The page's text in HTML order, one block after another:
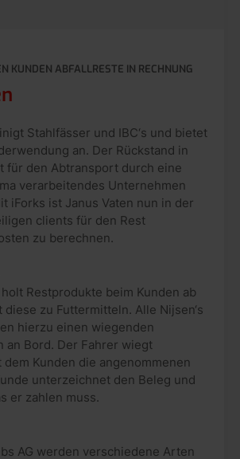
KUNDEN ABFALLRESTE IN RECHNUNG
Stahlfässer und IBC‘s und bietet
an. Der Rückstand in
für den Abtransport durch eine
verarbeitendes Unternehmen
iForks ist Janus Vaten nun in der
clients für den Rest
zu berechnen.
Restprodukte beim Kunden ab
zu Futtermitteln. Alle Nijsen‘s
hierzu einen wiegenden
an Bord. Der Fahrer wiegt
dem Kunden die angenommenen
unterzeichnet den Beleg und
er zahlen muss.
AG werden verschiedene Arten